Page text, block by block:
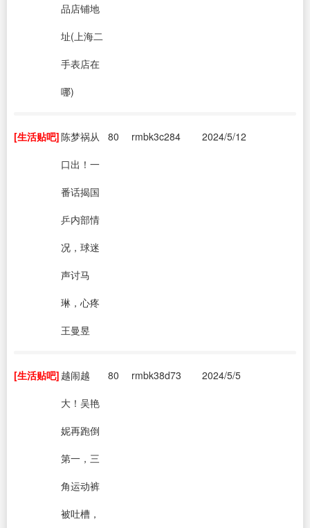
品店铺地
址(上海二
手表店在
哪)
[生活贴吧]陈梦祸从
口出！一
番话揭国
乒内部情
况，球迷
声讨马
琳，心疼
王曼昱
80 rmbk3c284 2024/5/12
[生活贴吧] 越闹越
大！吴艳
妮再跑倒
第一，三
角运动裤
被吐槽，
80 rmbk38d73 2024/5/5